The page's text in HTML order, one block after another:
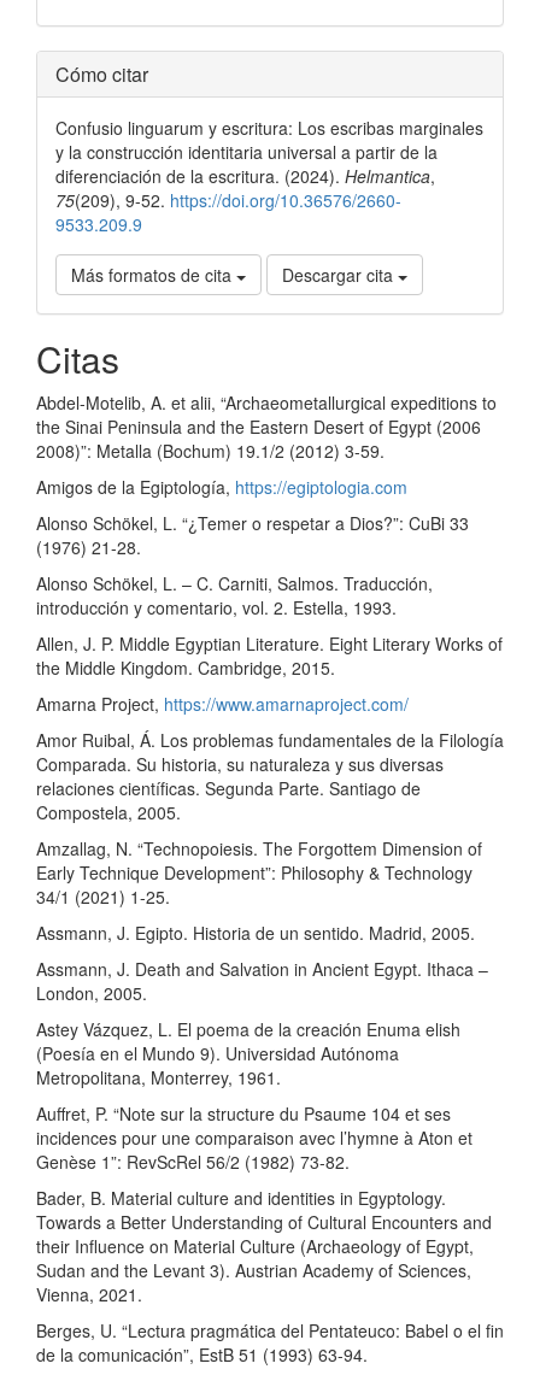
Cómo citar
Confusio linguarum y escritura: Los escribas marginales
y la construcción identitaria universal a partir de la
diferenciación de la escritura. (2024). Helmantica,
75(209), 9-52. https://doi.org/10.36576/2660-
9533.209.9
Más formatos de cita Descargar cita
Citas
Abdel-Motelib, A. et alii, “Archaeometallurgical expeditions to
the Sinai Peninsula and the Eastern Desert of Egypt (2006
2008)”: Metalla (Bochum) 19.1/2 (2012) 3-59.
Amigos de la Egiptología, https://egiptologia.com
Alonso Schökel, L. “¿Temer o respetar a Dios?”: CuBi 33
(1976) 21-28.
Alonso Schökel, L. – C. Carniti, Salmos. Traducción,
introducción y comentario, vol. 2. Estella, 1993.
Allen, J. P. Middle Egyptian Literature. Eight Literary Works of
the Middle Kingdom. Cambridge, 2015.
Amarna Project, https://www.amarnaproject.com/
Amor Ruibal, Á. Los problemas fundamentales de la Filología
Comparada. Su historia, su naturaleza y sus diversas
relaciones científicas. Segunda Parte. Santiago de
Compostela, 2005.
Amzallag, N. “Technopoiesis. The Forgottem Dimension of
Early Technique Development”: Philosophy & Technology
34/1 (2021) 1-25.
Assmann, J. Egipto. Historia de un sentido. Madrid, 2005.
Assmann, J. Death and Salvation in Ancient Egypt. Ithaca –
London, 2005.
Astey Vázquez, L. El poema de la creación Enuma elish
(Poesía en el Mundo 9). Universidad Autónoma
Metropolitana, Monterrey, 1961.
Auffret, P. “Note sur la structure du Psaume 104 et ses
incidences pour une comparaison avec l’hymne à Aton et
Genèse 1”: RevScRel 56/2 (1982) 73-82.
Bader, B. Material culture and identities in Egyptology.
Towards a Better Understanding of Cultural Encounters and
their Influence on Material Culture (Archaeology of Egypt,
Sudan and the Levant 3). Austrian Academy of Sciences,
Vienna, 2021.
Berges, U. “Lectura pragmática del Pentateuco: Babel o el fin
de la comunicación”, EstB 51 (1993) 63-94.